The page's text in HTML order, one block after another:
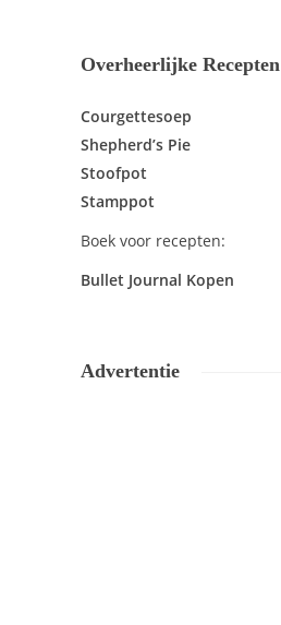
Overheerlijke Recepten
Courgettesoep
Shepherd’s Pie
Stoofpot
Stamppot
Boek voor recepten:
Bullet Journal Kopen
Advertentie